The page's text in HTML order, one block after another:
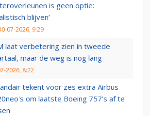
is geen optie:
blijven’
07-2026, 9:29
laat verbetering zien in tweede
maar de weg is nog lang
2026, 8:22
tekent voor zes extra Airbus
om laatste Boeing 757's af te